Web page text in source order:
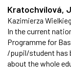
Kratochvílová,
Kazimierza
In the current
Programme for
/pupil/student has
about the whole